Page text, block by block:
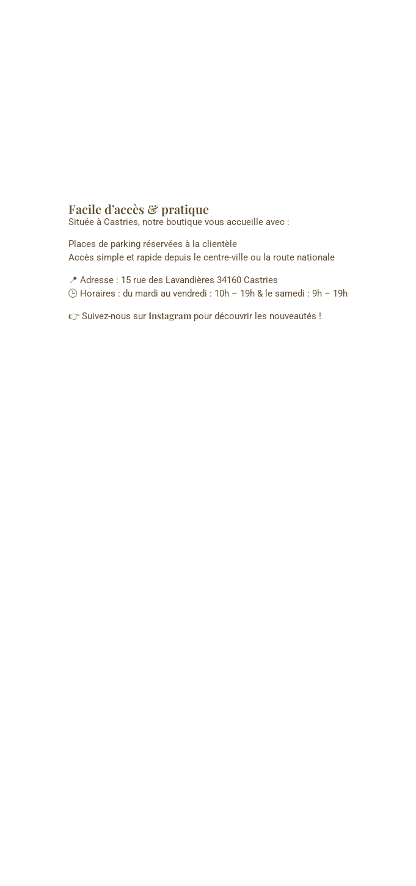
Facile d’accès & pratique
Située à Castries, notre boutique vous accueille avec :
Places de parking réservées à la clientèle
Accès simple et rapide depuis le centre-ville ou la route nationale
📍 Adresse : 15 rue des Lavandières 34160 Castries
🕒 Horaires : du mardi au vendredi : 10h – 19h & le samedi : 9h – 19h
👉 Suivez-nous sur Instagram pour découvrir les nouveautés !